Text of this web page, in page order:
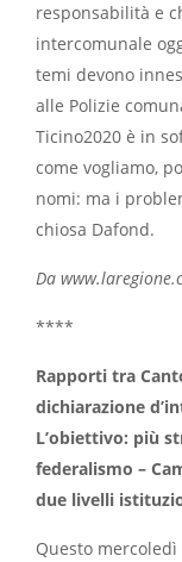
responsabilità e
intercomunale
temi devono
alle Polizie
Ticino2020 è in
come vogliamo,
nomi: ma i
chiosa Dafond.
Da
****
Rapporti tra
dichiarazione
L’obiettivo: più
federalismo –
due livelli
Questo